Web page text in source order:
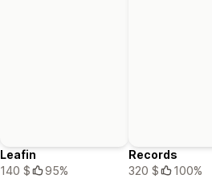
Leafin
140 $
95%
Records
320 $
100%